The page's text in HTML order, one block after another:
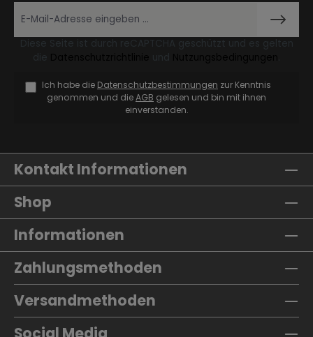
Ich habe die Datenschutzbestimmungen zur Kenntnis
genommen und dieAGB gelesen und bin mit ihnen
einverstanden.
Kontakt Informationen
Shop
Informationen
Zahlungsmethoden
Versandmethoden